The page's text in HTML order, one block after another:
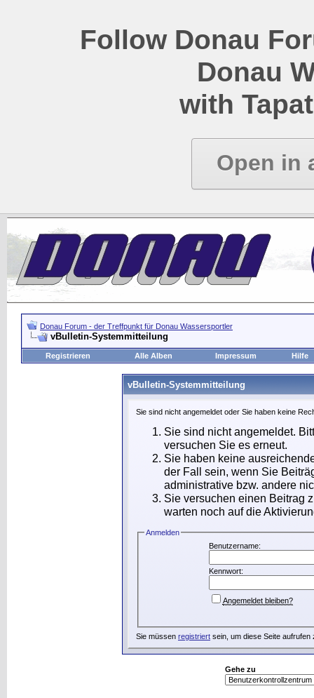
Follow Donau
Donau
with
Open in
Donau Forum - der Treffpunkt für Donau Wassersportler
vBulletin-Systemmitteilung
Registrieren Alle Alben Impressum Hilfe
vBulletin-Systemmitteilung
Sie sind nicht angemeldet oder Sie haben keine
Sie sind nicht angemeldet.
versuchen Sie es erneut.
Sie haben keine
der Fall sein, wenn Sie
administrative bzw. andere
Sie versuchen einen Beitrag
warten noch auf die
Anmelden
Benutzername:
Kennwort:
Angemeldet bleiben?
Sie müssen registriert sein, um diese Seite aufrufen
Gehe zu